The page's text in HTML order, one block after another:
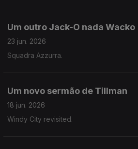
Um outro Jack-O nada Wacko
23 jun. 2026
Squadra Azzurra.
Um novo sermão de Tillman
18 jun. 2026
Windy City revisited.